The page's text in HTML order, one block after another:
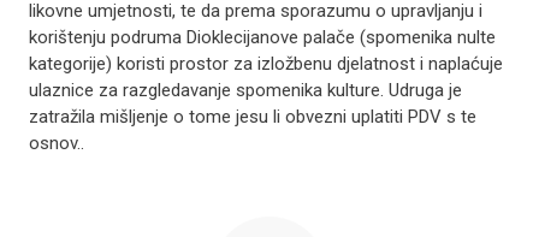
likovne umjetnosti, te da prema sporazumu o upravljanju i
korištenju podruma Dioklecijanove palače (spomenika nulte
kategorije) koristi prostor za izložbenu djelatnost i naplaćuje
ulaznice za razgledavanje spomenika kulture. Udruga je
zatražila mišljenje o tome jesu li obvezni uplatiti PDV s te
osnov..